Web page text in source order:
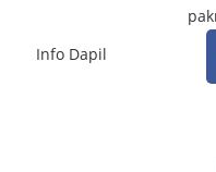
Info Dapil